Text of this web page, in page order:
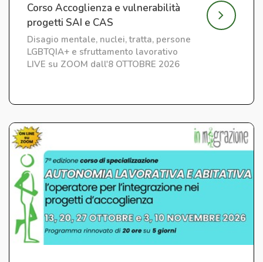
Corso Accoglienza e vulnerabilità
progetti SAI e CAS
Disagio mentale, nuclei, tratta, persone
LGBTQIA+ e sfruttamento lavorativo
LIVE su ZOOM dall'8 OTTOBRE 2026